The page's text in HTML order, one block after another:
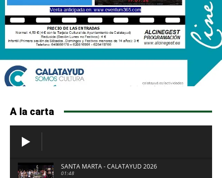
A la carta
SANTA MARTA - CALATAYUD 2026
01:48